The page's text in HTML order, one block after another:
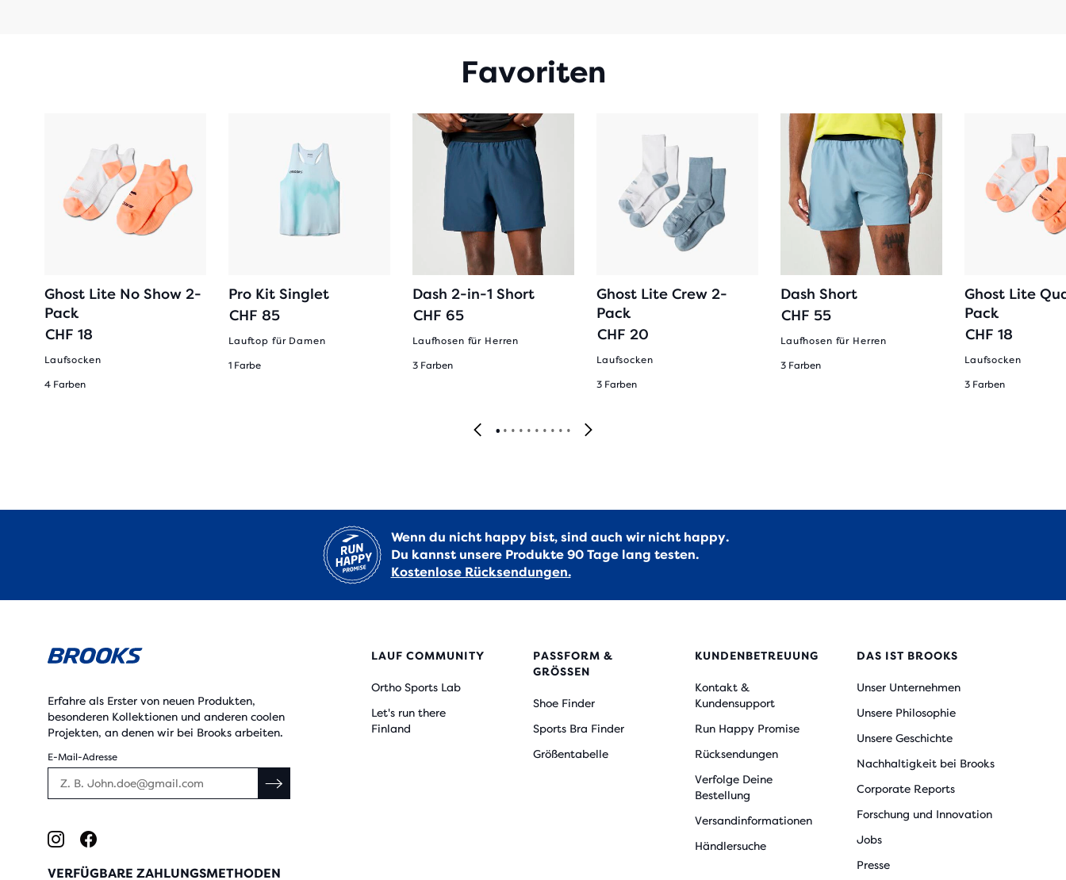
Favoriten
Ghost Lite No Show 2-
Pack
CHF 18
Laufsocken
4 Farben
Pro Kit Singlet
CHF 85
Lauftop für Damen
1 Farbe
Dash 2-in-1 Short
CHF 65
Laufhosen für Herren
3 Farben
Ghost Lite Crew 2-
Pack
CHF 20
Laufsocken
3 Farben
Dash Short
CHF 55
Laufhosen für Herren
3 Farben
Ghost Lite
Pack
CHF 18
Laufsocken
3 Farben
Wenn du nicht happy bist, sind auch wir nicht happy.
Du kannst unsere Produkte 90 Tage lang testen.
Kostenlose Rücksendungen.
Erfahre als Erster von neuen Produkten,
besonderen Kollektionen und anderen coolen
Projekten, an denen wir bei Brooks arbeiten.
E-Mail-Adresse
VERFÜGBARE ZAHLUNGSMETHODEN
LAUF COMMUNITY
Ortho Sports Lab
Let's run there
Finland
PASSFORM &
GRÖSSEN
Shoe Finder
Sports Bra Finder
Größentabelle
KUNDENBETREUUNG
Kontakt &
Kundensupport
Run Happy Promise
Rücksendungen
Verfolge Deine
Bestellung
Versandinformationen
Händlersuche
DAS IST BROOKS
Unser Unternehmen
Unsere Philosophie
Unsere Geschichte
Nachhaltigkeit bei Brooks
Corporate Reports
Forschung und Innovation
Jobs
Presse